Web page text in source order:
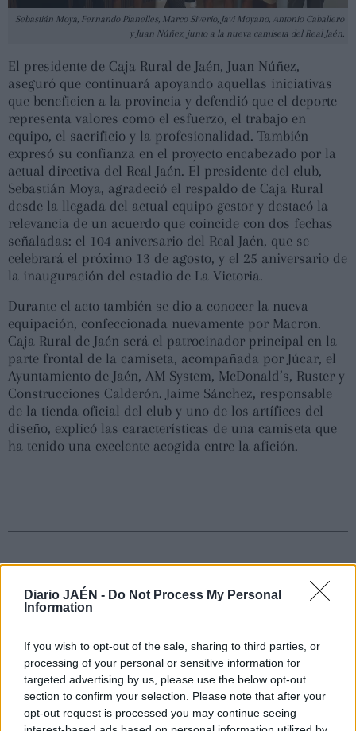
Diario JAÉN - Do Not Process My Personal
Information
If you wish to opt-out of the sale, sharing to third parties, or
processing of your personal or sensitive information for
targeted advertising by us, please use the below opt-out
section to confirm your selection. Please note that after your
opt-out request is processed you may continue seeing
Sebastián Moya, Fernando Planelles, Marco Siverio, Javi Moyano, Antonio Caballero
y Juan Núñez, junto a la nueva camiseta del Real Jaén.
El presidente de Caja Rural de Jaén, Juan Núñez,
aseguró que continuará apoyando aquellas iniciativas
que beneficien a la provincia y defendió que el deporte
representa valores como el esfuerzo, el trabajo en
equipo, el sacrificio y la profesionalidad. También
expresó su confianza en el proyecto encabezado por la
actual directiva del Real Jaén. El presidente del club,
Sebastián Moya, agradeció el respaldo de Caja Rural
desde la llegada del actual equipo gestor y destacó la
relevancia de un acuerdo que coincide con dos fechas
señaladas: el 104 aniversario del Real Jaén, que se
celebrará el próximo 13 de agosto, y el 25 aniversario de
la inauguración del estadio de La Victoria.
Durante el acto también se dio a conocer la nueva
equipación, confeccionada nuevamente por Macron.
Caja Rural de Jaén será el patrocinador principal en la
parte frontal de la camiseta, acompañada por Júcar, el
Ayuntamiento de Jaén, AM System, McDonald’s, Ruster y
Construcciones Calderón. Jaime Sánchez, responsable
de la tienda oficial del club y uno de los artífices del
diseño, explicó las características de una camiseta que
ha tenido una excelente acogida entre la afición.